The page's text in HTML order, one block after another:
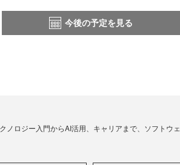
今後の予定を見る
ノロジー入門からAI活用、キャリアまで、ソフトウェ